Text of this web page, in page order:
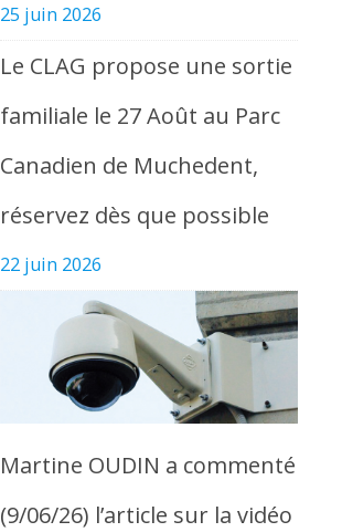
25 juin 2026
Le CLAG propose une sortie
familiale le 27 Août au Parc
Canadien de Muchedent,
réservez dès que possible
22 juin 2026
Martine OUDIN a commenté
(9/06/26) l’article sur la vidéo